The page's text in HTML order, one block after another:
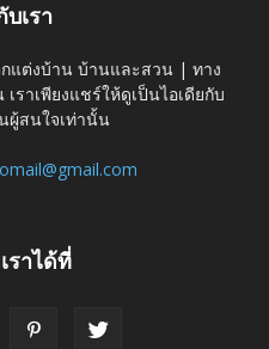
บเรา
แต่งบ้าน บ้านและสวน | ทาง
ราเพียงแชร์ให้ดูเป็นไอเดียกับ
ผู้สนใจเท่านั้น
ราได้ที่